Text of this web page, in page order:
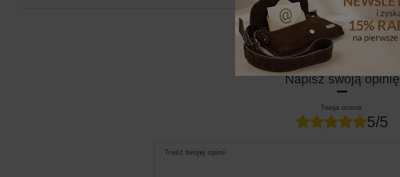
24 MIESIĄCE
24 miesiące
Napisz swoją opinię
Twoja ocena:
5/5
Treść twojej opinii